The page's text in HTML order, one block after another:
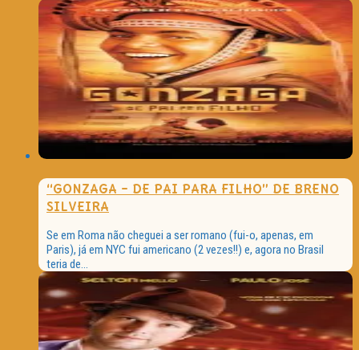
“GONZAGA – DE PAI PARA FILHO” DE BRENO
SILVEIRA
Se em Roma não cheguei a ser romano (fui-o, apenas, em
Paris), já em NYC fui americano (2 vezes!!) e, agora no Brasil
teria de...